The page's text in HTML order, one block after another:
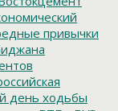
привычки
день ходьбы